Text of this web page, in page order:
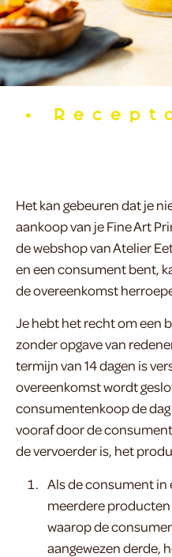
Het kan gebeuren dat je
aankoop van je Fine Art
de webshop van Atelier
en een consument bent,
de overeenkomst
Je hebt het recht om een
zonder opgave van
termijn van 14 dagen is
overeenkomst wordt
consumentenkoop de
vooraf door de
de vervoerder is, het
Als de consument
meerdere
waarop de
aangewezen derde,